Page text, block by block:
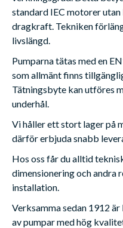
standard IEC motorer
dragkraft. Tekniken
livslängd.
Pumparna tätas med en
som allmänt finns
Tätningsbyte kan utföres
underhål.
Vi håller ett stort lager på
därför erbjuda snabb
Hos oss får du alltid
dimensionering och andra
installation.
Verksamma sedan 1912
av pumpar med hög